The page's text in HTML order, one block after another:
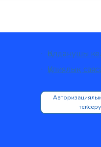
Қолданушы
Құпиялық
Авторизациялық
тексеру